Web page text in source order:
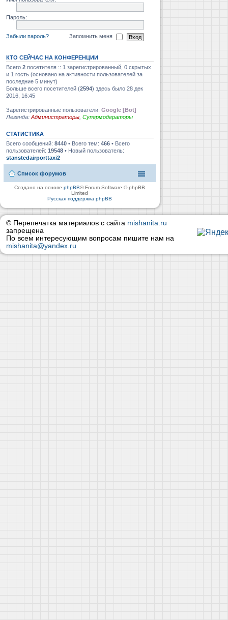
Пароль:
Забыли пароль? Запомнить меня
КТО СЕЙЧАС НА КОНФЕРЕНЦИИ
Всего 2 посетителя :: 1 зарегистрированный, 0 скрытых
и 1 гость (основано на активности пользователей за
последние 5 минут)
Больше всего посетителей (2594) здесь было 28 дек
2016, 16:45
Зарегистрированные пользователи: Google [Bot]
Легенда: Администраторы Супермодераторы
СТАТИСТИКА
Всего сообщений: 8440 • Всего тем: 466 • Всего
пользователей: 19548 • Новый пользователь:
stanstedairporttaxi2
Список форумов
Создано на основеphpBB® Forum Software © phpBB
Limited
Русская поддержка phpBB
© Перепечатка материалов с сайта mishanita.ru
запрещена
По всем интересующим вопросам пишите нам на
mishanita@yandex.ru